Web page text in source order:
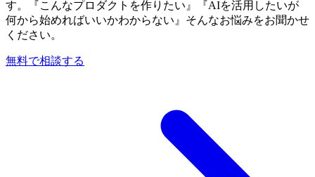
す。『こんなプロダクトを作りたい』『AIを活用したいが
何から始めればいいかわからない』そんなお悩みをお聞かせ
ください。
無料で相談する